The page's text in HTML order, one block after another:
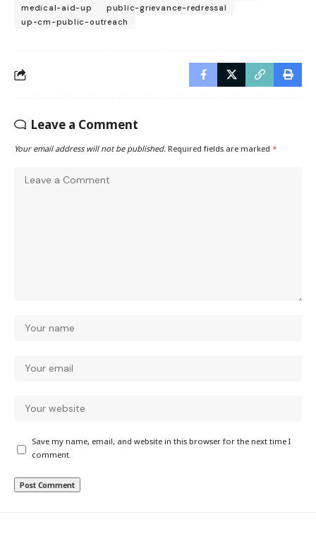
medical-aid-up
public-grievance-redressal
up-cm-public-outreach
Leave a Comment
Your email address will not be published. Required fields are marked *
Save my name, email, and website in this browser for the next time I
comment.